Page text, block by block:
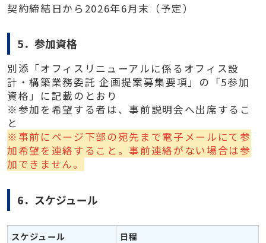
契約締結日から2026年6月末（予定）
5．参加資格
別添「オフィスリニューアルに係るオフィス設
計・構築業務委託 企画提案募集要項」の「5参加
資格」に記載のとおり
※参加を希望する者は、事前説明会へ出席するこ
と
※事前にページ下部の宛先まで電子メールにて参
加希望を連絡すること。事前連絡がない場合は参
加できません。
6．スケジュール
スケジュール
日程